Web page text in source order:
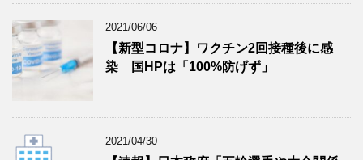
2021/06/06
【新型コロナ】ワクチン2回接種後に感
染 国HPは「100%防げず」
2021/04/30